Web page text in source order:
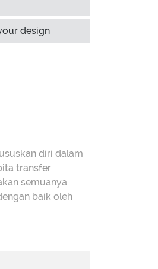
design
diri dalam
transfer
semuanya
baik oleh